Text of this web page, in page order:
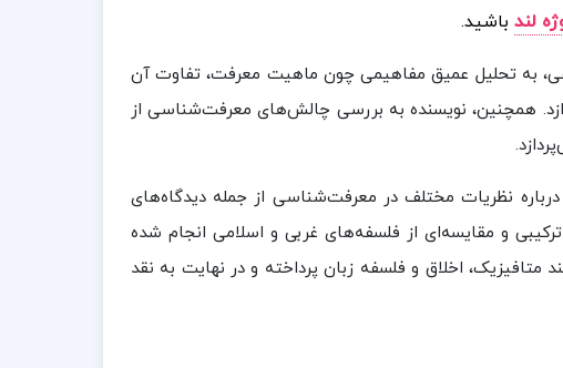
لند باشید.
به تحلیل عمیق مفاهیمی چون ماهیت معرفت، تفاوت آن
همچنین، نویسنده به بررسی چالش‌های معرفت‌شناسی از
نظریات مختلف در معرفت‌شناسی از جمله دیدگاه‌های
و مقایسه‌ای از فلسفه‌های غربی و اسلامی انجام شده
اخلاق و فلسفه زبان پرداخته و در نهایت به نقد